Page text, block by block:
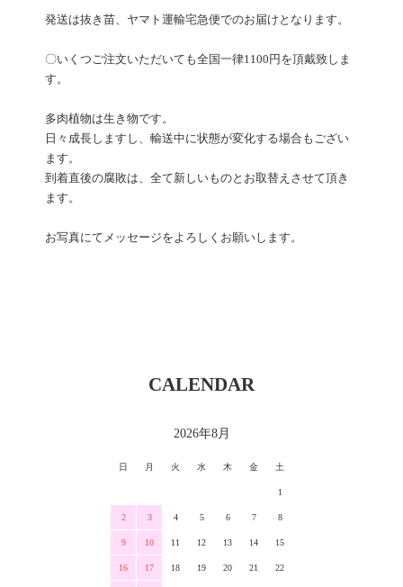
発送は抜き苗、ヤマト運輸宅急便でのお届けとなります。
〇いくつご注文いただいても全国一律1100円を頂戴致しま
す。
多肉植物は生き物です。
日々成長しますし、輸送中に状態が変化する場合もござい
ます。
到着直後の腐敗は、全て新しいものとお取替えさせて頂き
ます。
お写真にてメッセージをよろしくお願いします。
CALENDAR
2026年8月
日 月 火 水 木 金 土
1
2 3 4 5 6 7 8
9 10 11 12 13 14 15
16 17 18 19 20 21 22